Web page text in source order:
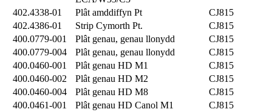
402.4338-01
Plât amddiffyn Pt
CJ815
402.4386-01
Strip Cymorth Pt.
CJ815
400.0779-001
Plât genau, genau llonydd
CJ815
400.0779-004
Plât genau, genau llonydd
CJ815
400.0460-001
Plât genau HD M1
CJ815
400.0460-002
Plât genau HD M2
CJ815
400.0460-004
Plât genau HD M8
CJ815
400.0461-001
Plât genau HD Canol M1
CJ815